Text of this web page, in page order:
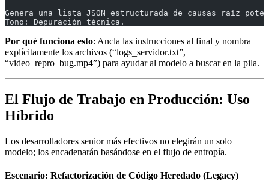
Genera una lista JSON estructurada de causas raíz
Tono: Depuración técnica.
Por qué funciona esto: Ancla las instrucciones al final y nombra
explícitamente los archivos (“logs_servidor.txt”,
“video_repro_bug.mp4”) para ayudar al modelo a buscar en la pila.
El Flujo de Trabajo en Producción: Uso
Híbrido
Los desarrolladores senior más efectivos no elegirán un solo
modelo; los encadenarán basándose en el flujo de entropía.
Escenario: Refactorización de Código Heredado (Legacy)